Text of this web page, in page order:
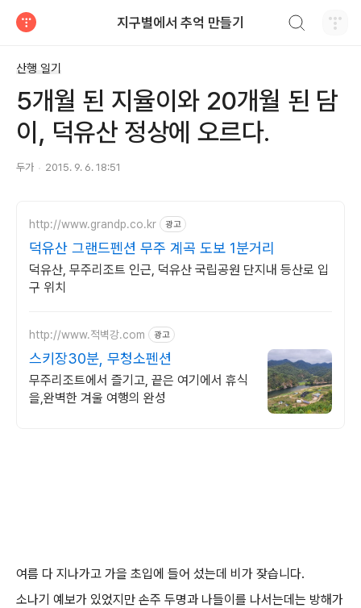
지구별에서 추억 만들기
산행 일기
5개월 된 지율이와 20개월 된 담
이, 덕유산 정상에 오르다.
두가 2015. 9. 6. 18:51
http://www.grandp.co.kr 광고
덕유산 그랜드펜션 무주 계곡 도보 1분거리
덕유산, 무주리조트 인근, 덕유산 국립공원 단지내 등산로 입
구 위치
http://www.적벽강.com 광고
스키장30분, 무청소펜션
무주리조트에서 즐기고, 끝은 여기에서 휴식
을,완벽한 겨울 여행의 완성
여름 다 지나가고 가을 초입에 들어 섰는데 비가 잦습니다.
소나기 예보가 있었지만 손주 두명과 나들이를 나서는데는 방해가